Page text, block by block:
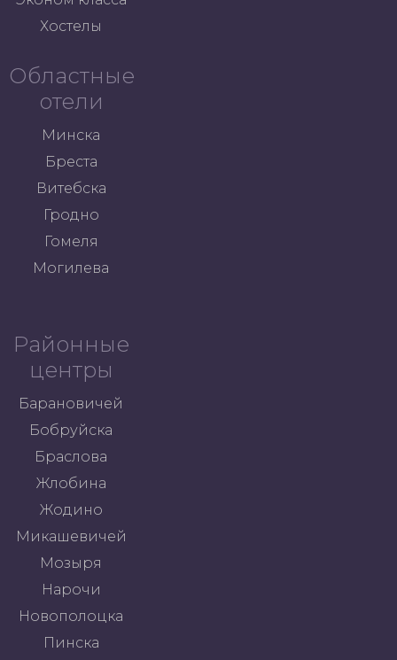
Хостелы
Областные
отели
Минска
Бреста
Витебска
Гродно
Гомеля
Могилева
Районные
центры
Барановичей
Бобруйска
Браслова
Жлобина
Жодино
Микашевичей
Мозыря
Нарочи
Новополоцка
Пинска